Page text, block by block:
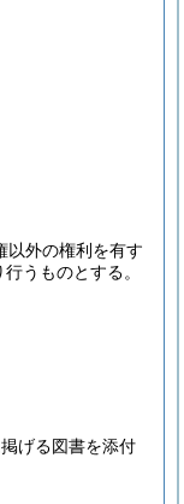
以外の権利を有す
うものとする。
げる図書を添付